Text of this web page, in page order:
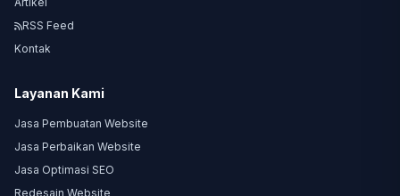
RSS Feed
Kontak
Layanan Kami
Jasa Pembuatan Website
Jasa Perbaikan Website
Jasa Optimasi SEO
Redesain Website